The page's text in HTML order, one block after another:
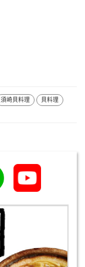
須崎貝料理 貝料理